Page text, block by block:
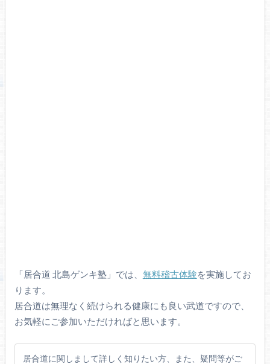
「居合道 北島ゲンキ塾」では、 無料稽古体験を実施してお
ります。
居合道は無理なく続けられる健康にも良い武道ですので、
お気軽にご参加いただければと思います。
居合道に関しまして詳しく知りたい方、また、疑問等がご